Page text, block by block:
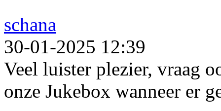
schana
30-01-2025 12:39
Veel luister plezier, vraag
onze Jukebox wanneer er